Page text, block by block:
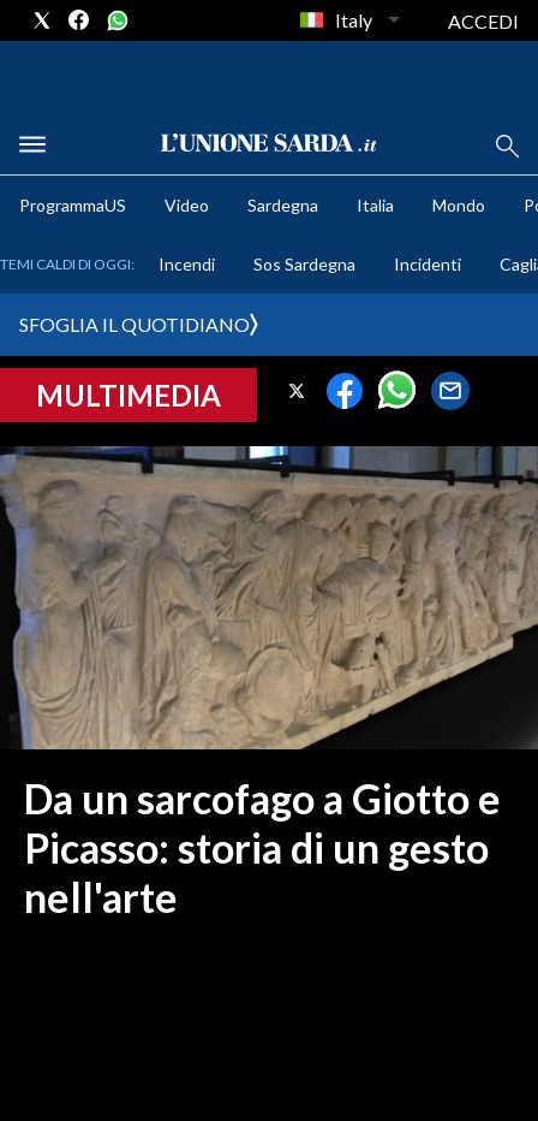
METEO
CRONACA SARDEGNA
PROVINCIA DI CAGLIARI
SULCIS IGLESIENTE
MEDIO CAMPIDANO
ORISTANO E PROVINCIA
SASSARI E PROVINCIA
GALLURA
NUORO E PROVINCIA
OGLIASTRA
ITALIA
MONDO
Italy ACCEDI
ProgrammaUS Video Sardegna Italia Mondo
TEMI CALDI DI OGGI: Incendi Sos Sardegna Incidenti
SFOGLIA IL QUOTIDIANO
MULTIMEDIA
Da un sarcofago a Giotto e
Picasso: storia di un gesto
nell'arte